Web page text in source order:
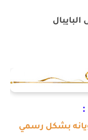
:
ويانه بشكل رسمي